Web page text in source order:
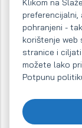
Tražite li
separator?
Pouzdana
Evrope
Klikom na
pohranjeni -
korištenje web
stranice i
možete lako
Potpunu